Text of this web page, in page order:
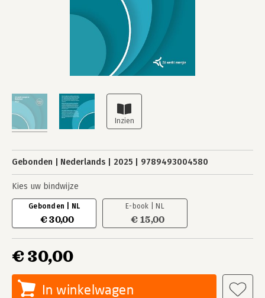
Gebonden Nederlands 2025 9789493004580
Kies uw bindwijze
Gebonden | NL
€ 30,00
E-book | NL
€ 15,00
€ 30,00
In winkelwagen